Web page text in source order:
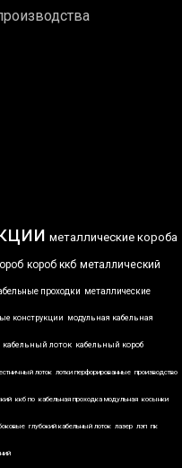
металлические короба
короб ккб металлический
проходки металлические
конструкции модульная кабельная
кабельный лоток кабельный короб
лоток лотки перфорированные производство
ккб по кабельная проходка модульная косынки
глубокий кабельный лоток лазер лэп пк